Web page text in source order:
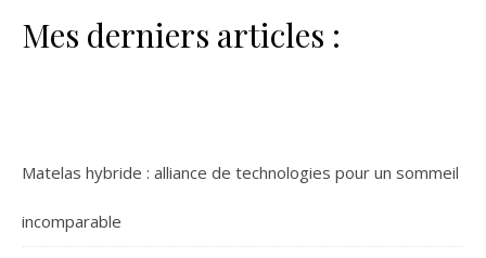
Mes derniers articles :
Matelas hybride : alliance de technologies pour un sommeil
incomparable